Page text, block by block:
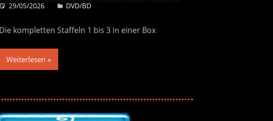
29/05/2026 Desiree
DVD/BD
Die kompletten Staffeln 1 bis 3 in einer Box
Weiterlesen